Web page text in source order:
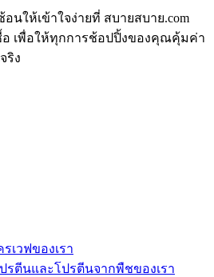
นให้เข้าใจง่ายที่ สบายสบาย.com
เพื่อให้ทุกการช้อปปิ้งของคุณคุ้มค่า
ริง
เวฟของเรา
รตีนและโปรตีนจากพืชของเรา